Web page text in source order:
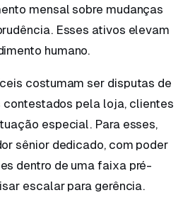
mensal sobre mudanças
Esses ativos elevam
humano.
costumam ser disputas de
pela loja, clientes
especial. Para esses,
sênior dedicado, com poder
dentro de uma faixa pré-
escalar para gerência.